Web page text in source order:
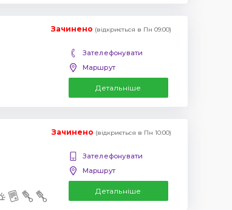
Зачинено (відкриється в Пн 09:00)
Зателефонувати
Маршрут
Детальніше
Зачинено (відкриється в Пн 10:00)
Зателефонувати
Маршрут
Детальніше